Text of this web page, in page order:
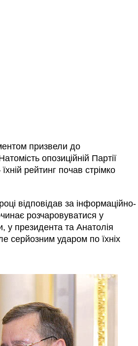
призвели до
опозиційній Партії
їхній рейтинг почав стрімко
відповідав за інформаційно-
розчаровуватися у
у президента та Анатолія
серйозним ударом по їхніх